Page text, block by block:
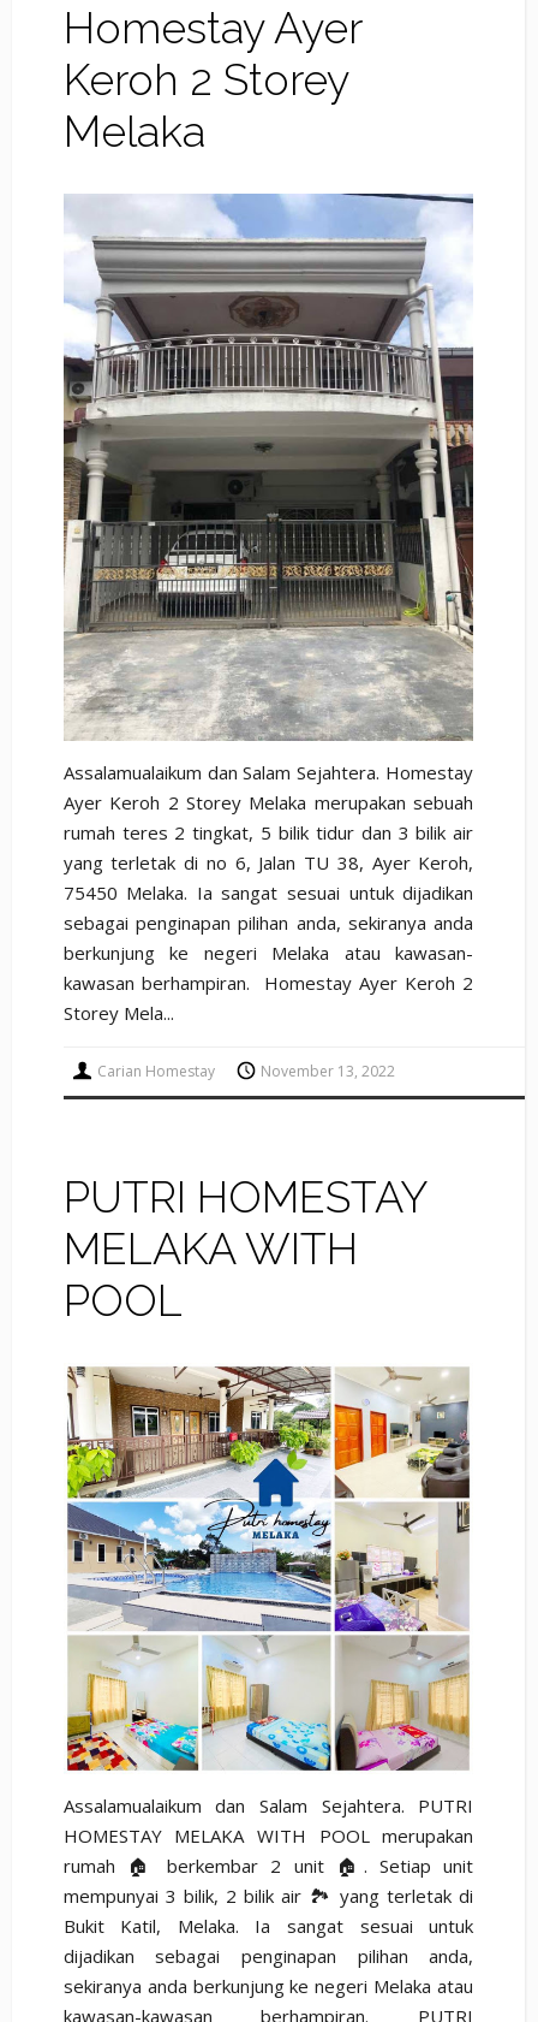
Homestay Ayer
Keroh 2 Storey
Melaka
Assalamualaikum dan Salam Sejahtera. Homestay
Ayer Keroh 2 Storey Melaka merupakan sebuah
rumah teres 2 tingkat, 5 bilik tidur dan 3 bilik air
yang terletak di no 6, Jalan TU 38, Ayer Keroh,
75450 Melaka. Ia sangat sesuai untuk dijadikan
sebagai penginapan pilihan anda, sekiranya anda
berkunjung ke negeri Melaka atau kawasan-
kawasan berhampiran. Homestay Ayer Keroh 2
Storey Mela...
Carian Homestay November 13, 2022
PUTRI HOMESTAY
MELAKA WITH
POOL
Assalamualaikum dan Salam Sejahtera. PUTRI
HOMESTAY MELAKA WITH POOL merupakan
rumah 🏠 berkembar 2 unit 🏠. Setiap unit
mempunyai 3 bilik, 2 bilik air 🏞️ yang terletak di
Bukit Katil, Melaka. Ia sangat sesuai untuk
dijadikan sebagai penginapan pilihan anda,
sekiranya anda berkunjung ke negeri Melaka atau
kawasan-kawasan berhampiran. PUTRI